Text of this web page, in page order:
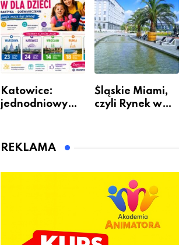
Mieszkania
Katowice:
jednodniowy
animatora
Śląskie Miami,
czyli Rynek w
REKLAMA